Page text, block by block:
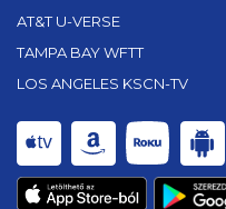
AT&T U-VERSE
TAMPA BAY WFTT
LOS ANGELES KSCN-TV